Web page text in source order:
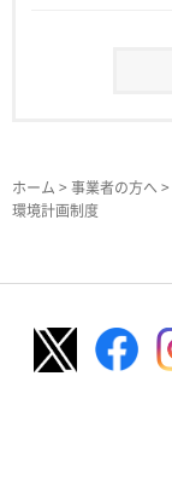
ホーム > 事業者の方へ >
環境計画制度